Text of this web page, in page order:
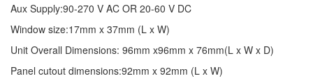
Aux Supply:90-270 V AC OR 20-60 V DC
Window size:17mm x 37mm (L x W)
Unit Overall Dimensions: 96mm x96mm x 76mm(L x W x D)
Panel cutout dimensions:92mm x 92mm (L x W)